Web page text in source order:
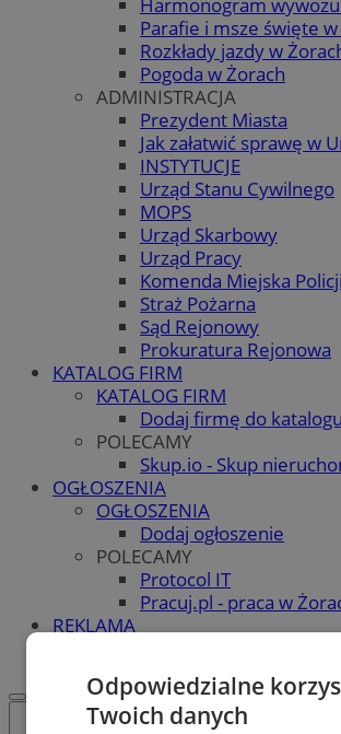
Parafie i msze święte
Rozkłady jazdy w
Pogoda w Żorach
ADMINISTRACJA
Prezydent Miasta
Jak załatwić sprawę w
INSTYTUCJE
Urząd Stanu Cywilnego
MOPS
Urząd Skarbowy
Urząd Pracy
Komenda Miejska Policji
Straż Pożarna
Sąd Rejonowy
Prokuratura Rejonowa
KATALOG FIRM
KATALOG FIRM
Dodaj firmę do katalogu
POLECAMY
Skup.io - Skup
OGŁOSZENIA
OGŁOSZENIA
Dodaj ogłoszenie
POLECAMY
Protocol IT
Pracuj.pl - praca w
REKLAMA
Odpowiedzialne
Twoich danych